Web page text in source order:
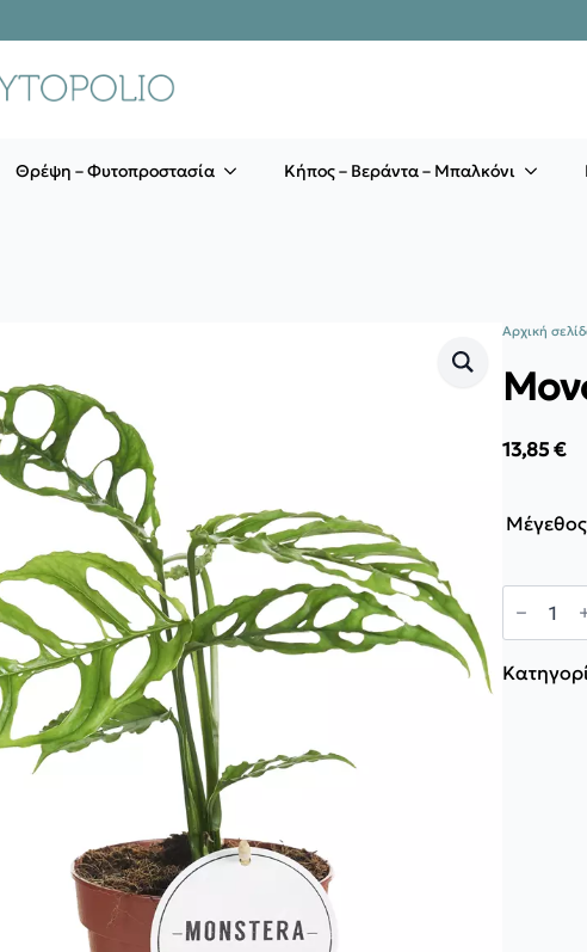
Θρέψη – Φυτοπροστασία Κήπος – Βεράντα – Μπαλκόνι
Αρχική
13,85 €
Μέγεθος
Obliqua